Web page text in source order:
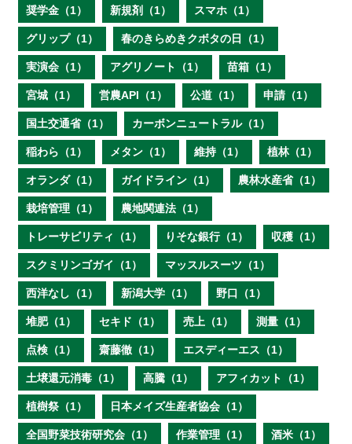
奨学金（1） 新規剤（1） スマホ（1）
グリップ（1） 春のきらめきクボタの日（1）
実演会（1） アグリノート（1） 苗箱（1）
宮城（1） 営農API（1） 公道（1） 申請（1）
国土交通省（1） カーボンニュートラル（1）
稲わら（1） メタン（1） 維持（1） 植林（1）
オランダ（1） ガイドライン（1） 農林水産省（1）
栽培管理（1） 農地関連法（1）
トレーサビリティ（1） りそな銀行（1） 収穫（1）
スクミリンゴガイ（1） マッスルスーツ（1）
西洋なし（1） 新潟大学（1） 野口（1）
堆肥（1） セキド（1） 売上（1） 測量（1）
点検（1） 齋藤徹（1） エスディーエス（1）
土壌還元消毒（1） 高騰（1） アフィカット（1）
植樹祭（1） 日本メイズ生産者協会（1）
全国野菜技術研究会（1） 作業管理（1） 酒米（1）